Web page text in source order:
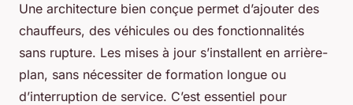
Une architecture bien conçue permet d’ajouter des
chauffeurs, des véhicules ou des fonctionnalités
sans rupture. Les mises à jour s’installent en arrière-
plan, sans nécessiter de formation longue ou
d’interruption de service. C’est essentiel pour